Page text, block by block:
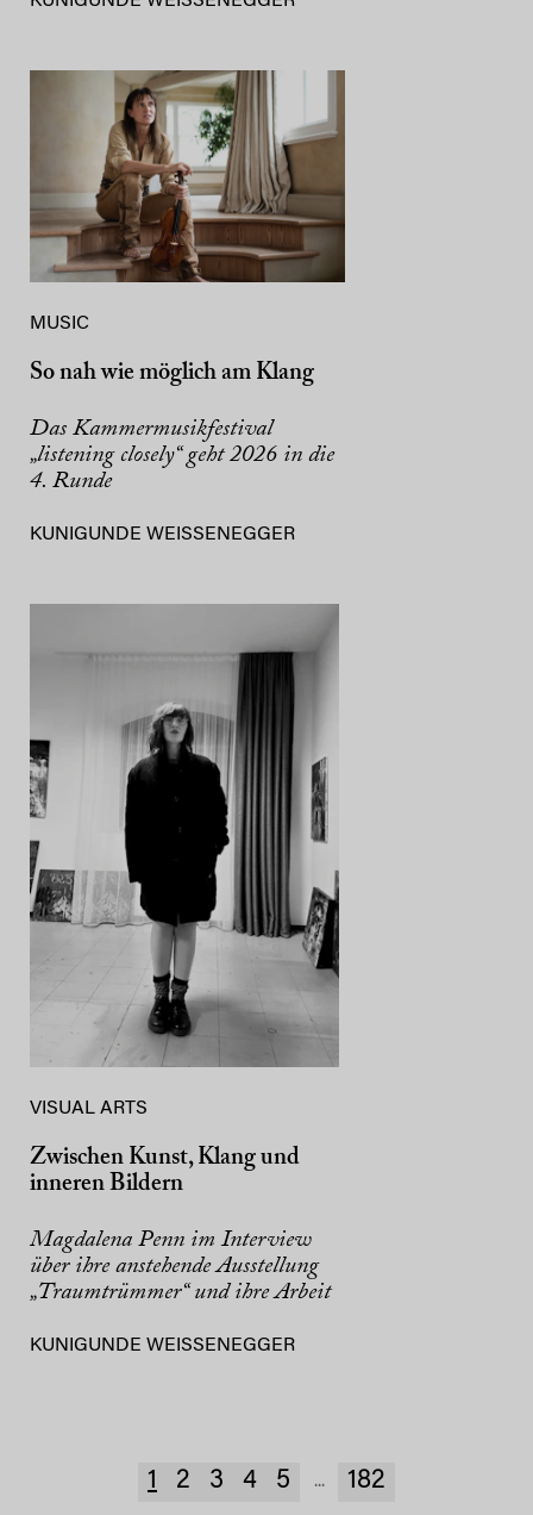
MUSIC
So nah wie möglich am Klang
Das Kammermusikfestival
„listening closely“ geht 2026 in die
4. Runde
KUNIGUNDE WEISSENEGGER
VISUAL ARTS
Zwischen Kunst, Klang und
inneren Bildern
Magdalena Penn im Interview
über ihre anstehende Ausstellung
„Traumtrümmer“ und ihre Arbeit
KUNIGUNDE WEISSENEGGER
1 2 3 4 5 ... 182